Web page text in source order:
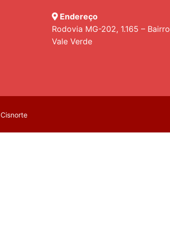
Endereço
Rodovia MG-202, 1.165 – Bairro
Vale Verde